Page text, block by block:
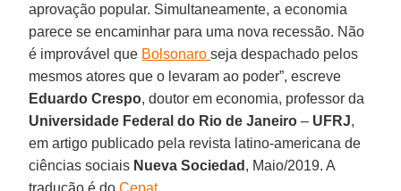
aprovação popular. Simultaneamente, a economia
parece se encaminhar para uma nova recessão. Não
é improvável que Bolsonaroseja despachado pelos
mesmos atores que o levaram ao poder”, escreve
Eduardo Crespo, doutor em economia, professor da
Universidade Federal do Rio de Janeiro – UFRJ,
em artigo publicado pela revista latino-americana de
ciências sociais Nueva Sociedad , Maio/2019. A
tradução é doCepat.